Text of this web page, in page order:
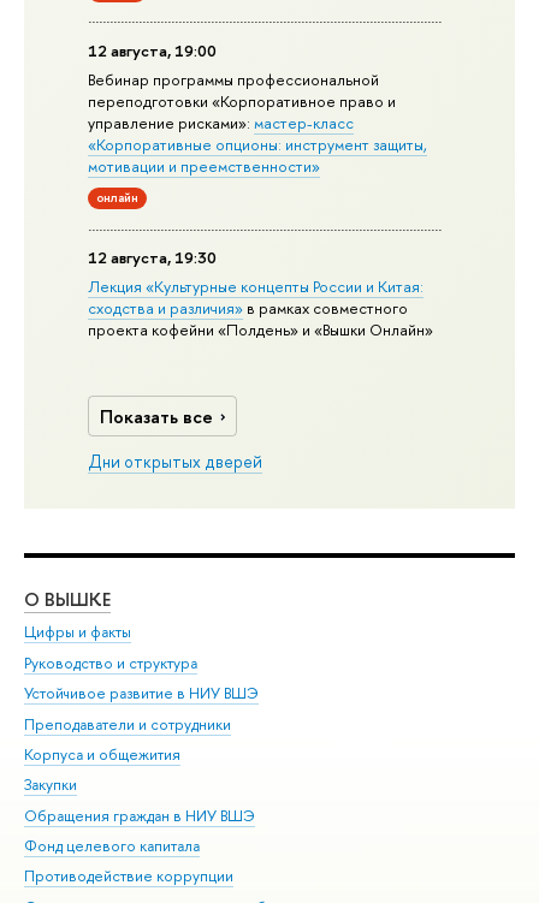
12 августа, 19:00
Вебинар программы профессиональной
переподготовки «Корпоративное право и
управление рисками»:мастер-класс
«Корпоративные опционы: инструмент защиты,
мотивации и преемственности»
онлайн
12 августа, 19:30
Лекция «Культурные концепты России и Китая:
сходства и различия» в рамках совместного
проекта кофейни «Полдень» и «Вышки Онлайн»
Показать все
Дни открытых дверей
О ВЫШКЕ
Цифры и факты
Руководство и структура
Устойчивое развитие в НИУ ВШЭ
Преподаватели и сотрудники
Корпуса и общежития
Закупки
Обращения граждан в НИУ ВШЭ
Фонд целевого капитала
Противодействие коррупции